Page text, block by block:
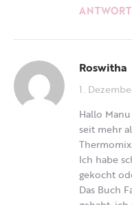
Roswitha
1.
Hallo
seit mehr
Thermomix.
Ich habe
gekocht
Das Buch